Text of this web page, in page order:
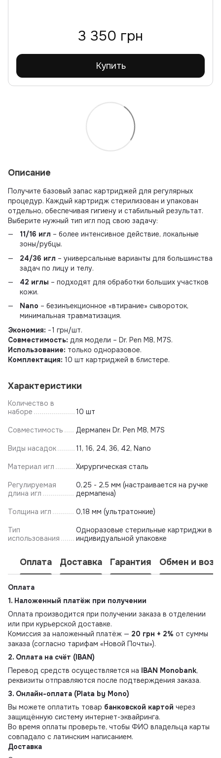
3 350 грн
Купить
Описание
Получите базовый запас картриджей для регулярных
процедур. Каждый картридж стерилизован и упакован
отдельно, обеспечивая гигиену и стабильный результат.
Выберите нужный тип игл под свою задачу:
11/16 игл – более интенсивное действие, локальные
зоны/рубцы.
24/36 игл – универсальные варианты для большинства
задач по лицу и телу.
42 иглы – подходят для обработки больших участков
кожи.
Nano – безинъекционное «втирание» сывороток,
минимальная травматизация.
Экономия: −1 грн/шт.
Совместимость: для модели – Dr. Pen M8, M7S.
Использование: только одноразовое.
Комплектация: 10 шт картриджей в блистере.
Характеристики
Количество в
наборе
10 шт
Совместимость Дермапен Dr. Pen M8, M7S
Виды насадок 11, 16, 24, 36, 42, Nano
Материал игл Хирургическая сталь
Регулируемая
длина игл
0,25 - 2,5 мм (настраивается на ручке
дермапена)
Толщина игл 0,18 мм (ультратонкие)
Тип
использования
Одноразовые стерильные картриджи в
индивидуальной упаковке
Оплата Доставка Гарантия Обмен и
Оплата
1. Наложенный платёж при получении
Оплата производится при получении заказа в отделении
или при курьерской доставке.
Комиссия за наложенный платёж — 20 грн + 2% от суммы
заказа (согласно тарифам «Новой Почты»).
2. Оплата на счёт (IBAN)
Перевод средств осуществляется на IBAN Monobank,
реквизиты отправляются после подтверждения заказа.
3. Онлайн-оплата (Plata by Mono)
Вы можете оплатить товар банковской картой через
защищённую систему интернет-эквайринга.
Во время оплаты проверьте, чтобы ФИО владельца карты
совпадало с латинским написанием.
Доставка